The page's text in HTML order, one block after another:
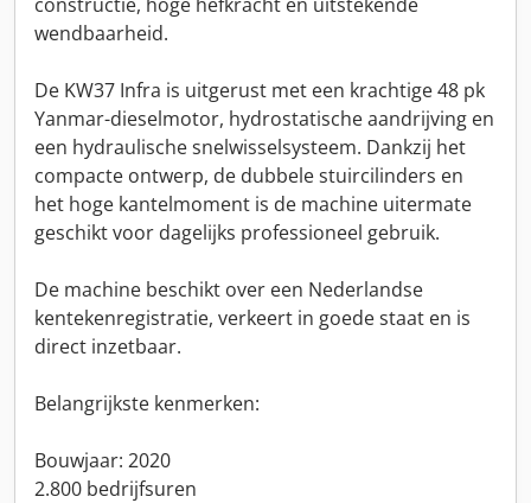
wendbaarheid.
De KW37 Infra is uitgerust met een krachtige 48 pk
Yanmar-dieselmotor, hydrostatische aandrijving en
een hydraulische snelwisselsysteem. Dankzij het
compacte ontwerp, de dubbele stuircilinders en
het hoge kantelmoment is de machine uitermate
geschikt voor dagelijks professioneel gebruik.
De machine beschikt over een Nederlandse
kentekenregistratie, verkeert in goede staat en is
direct inzetbaar.
Belangrijkste kenmerken:
Bouwjaar: 2020
2.800 bedrijfsuren